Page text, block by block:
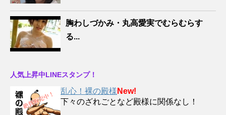
胸わしづかみ・丸高愛実でむらむらす
る...
人気上昇中LINEスタンプ！
乱心！裸の殿様 New!
下々のざれごとなど殿様に関係なし！